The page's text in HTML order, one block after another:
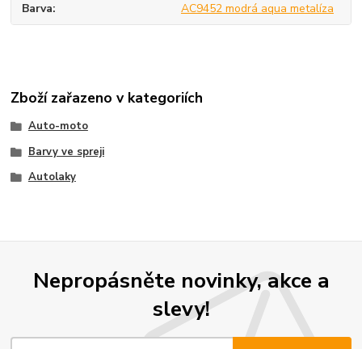
Barva AC9452 modrá aqua metalíza
Zboží zařazeno v kategoriích
Auto-moto
Barvy ve spreji
Autolaky
Nepropásněte novinky, akce a
slevy!